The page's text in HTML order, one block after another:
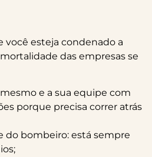
você esteja condenado a
das empresas se
e a sua equipe com
porque precisa correr atrás
do bombeiro: está sempre